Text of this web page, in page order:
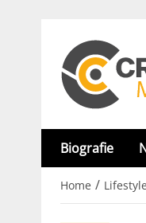
Biografie
Home / Lifestyle